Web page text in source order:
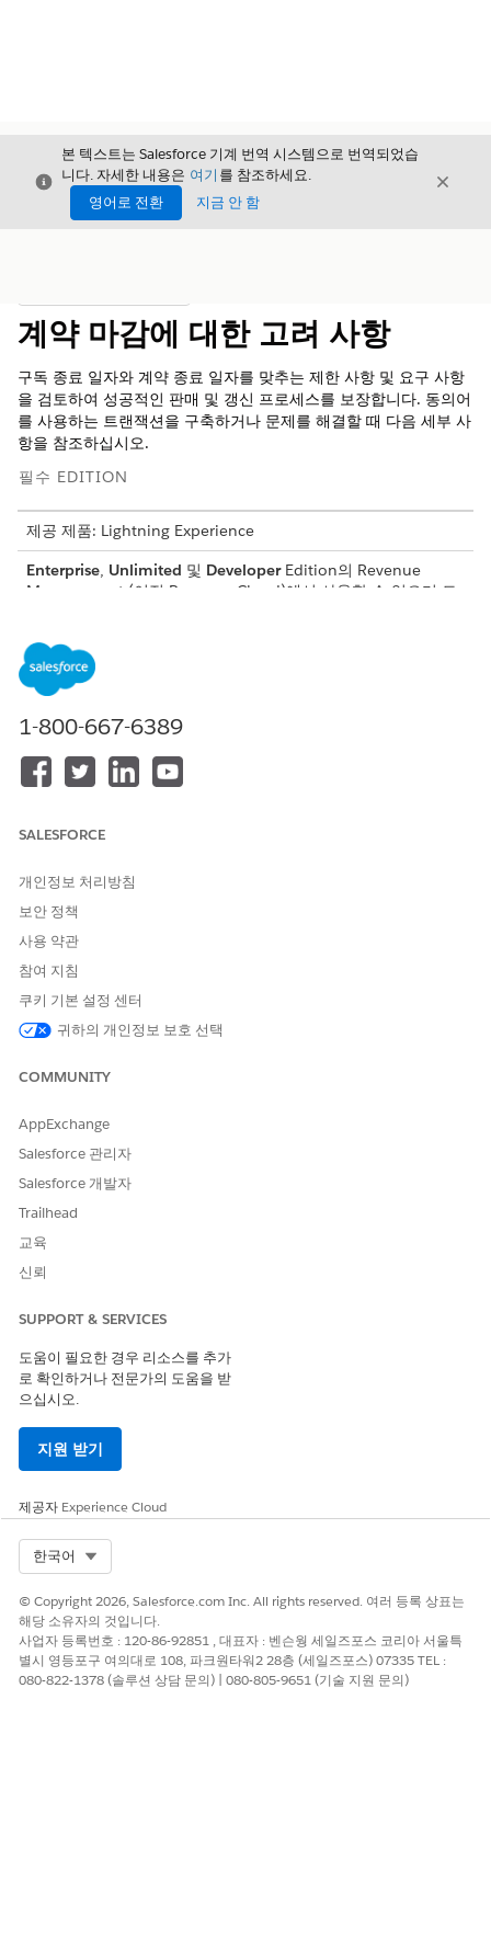
닫기
본 텍스트는 Salesforce 기계 번역 시스템으로 번역되었습
니다. 자세한 내용은 여기 를 참조하세요.
영어로 전환
지금 안 함
닫기
계약 마감에 대한 고려 사항
구독 종료 일자와 계약 종료 일자를 맞추는 제한 사항 및 요구 사항
을 검토하여 성공적인 판매 및 갱신 프로세스를 보장합니다. 동의어
를 사용하는 트랜잭션을 구축하거나 문제를 해결할 때 다음 세부 사
항을 참조하십시오.
필수 EDITION
제공 제품: Lightning Experience
Enterprise, Unlimited 및 DeveloperEdition의 Revenue
Management (이전 Revenue Cloud)에서 사용할 수 있으며 트
차등 제품 제한 사항
사용자는 동기화 플래그가 True로 설정된 계약을 참조하는 견
적서 또는 주문에 차등 제품을 추가할 수 없습니다.
자산화는 주문에서 공동 계약 및 차등 제품을 모두 자산화하려
1-800-667-6389
SALESFORCE
개인정보 처리방침
보안 정책
사용 약관
참여 지침
쿠키 기본 설정 센터
귀하의 개인정보 보호 선택
COMMUNITY
AppExchange
Salesforce 관리자
Salesforce 개발자
Trailhead
교육
신뢰
SUPPORT & SERVICES
도움이 필요한 경우 리소스를 추가
로 확인하거나 전문가의 도움을 받
으십시오.
지원 받기
제공자 Experience Cloud
한국어
© Copyright 2026, Salesforce.com Inc. All rights reserved. 여러 등록 상표는
해당 소유자의 것입니다.
사업자 등록번호 : 120-86-92851 , 대표자 : 벤슨웡 세일즈포스 코리아 서울특
별시 영등포구 여의대로 108, 파크원타워2 28층 (세일즈포스) 07335 TEL :
080-822-1378 (솔루션 상담 문의) | 080-805-9651 (기술 지원 문의)